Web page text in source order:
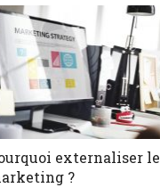
externaliser le
?